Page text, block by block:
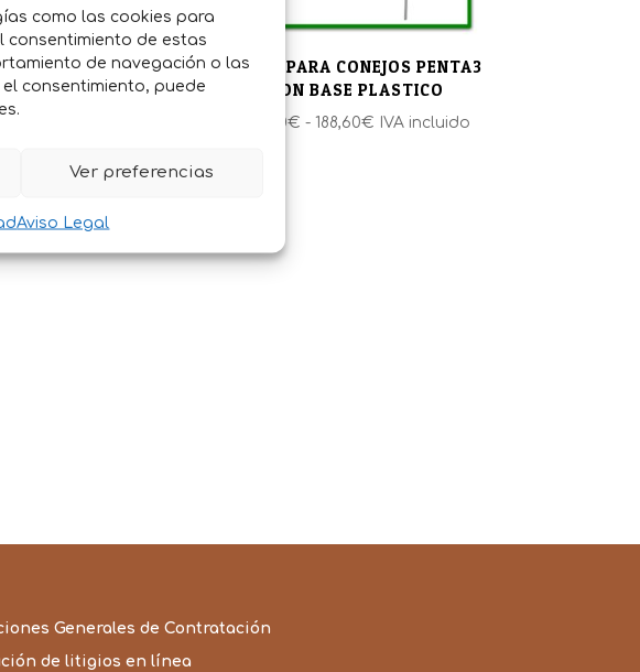
como las cookies para
consentimiento de estas
de navegación o las
consentimiento, puede
Ver preferencias
Aviso Legal
CONEJOS PENTA3
METALICO
precios:
150,05€
JAULA PARA CONEJOS PENTA3
CON BASE PLASTICO
170,80€ - 188,60€ Rango
IVA incluido
Generales de Contratación
de litigios en línea